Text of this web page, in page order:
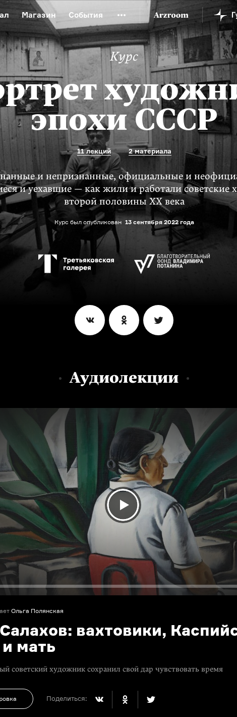
Магазин События
музей Новая Третьяковка Онлайн-университет
культуры
Русский язык от «гой еси» до «лол кек»
искусство XX века
Русская литература XX века
Курс
эпохи СССР
11 лекций 2 материала
и непризнанные, официальные и
и уехавшие — как жили и работали советские
второй половины XX века
Курс был опубликован 13 сентября 2022 года
Аудиолекции
Ольга Полянская
вахтовики,
мать
советский художник сохранил свой дар чувствовать время
Поделиться: